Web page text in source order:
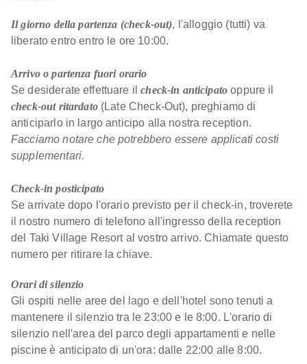
Il giorno della partenza (check-out), l'alloggio (tutti) va
liberato entro entro le ore 10:00.
Arrivo o partenza fuori orario
Se desiderate effettuare ilcheck-in anticipato oppure il
check-out ritardato(Late Check-Out), preghiamo di
anticiparlo in largo anticipo alla nostra reception.
Facciamo notare che potrebbero essere applicati costi
supplementari.
Check-in posticipato
Se arrivate dopo l'orario previsto per il check-in, troverete
il nostro numero di telefono all'ingresso della reception
del Taki Village Resort al vostro arrivo. Chiamate questo
numero per ritirare la chiave.
Orari di silenzio
Gli ospiti nelle aree del lago e dell'hotel sono tenuti a
mantenere il silenzio tra le 23:00 e le 8:00. L'orario di
silenzio nell'area del parco degli appartamenti e nelle
piscine è anticipato di un'ora: dalle 22:00 alle 8:00.